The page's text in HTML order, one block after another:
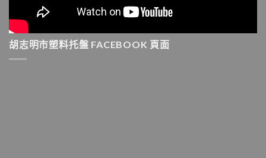
胡志明市塑料托盤 FACEBOOK 頁面